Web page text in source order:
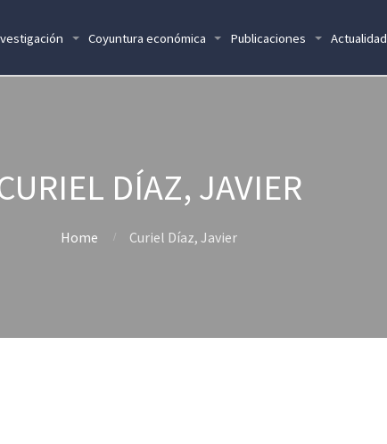
Coyuntura económica Publicaciones Actualidad
DÍAZ, JAVIER
Home Curiel Díaz, Javier